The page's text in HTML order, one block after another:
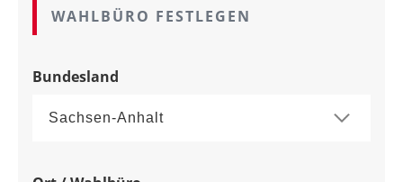
WAHLBÜRO FESTLEGEN
Bundesland